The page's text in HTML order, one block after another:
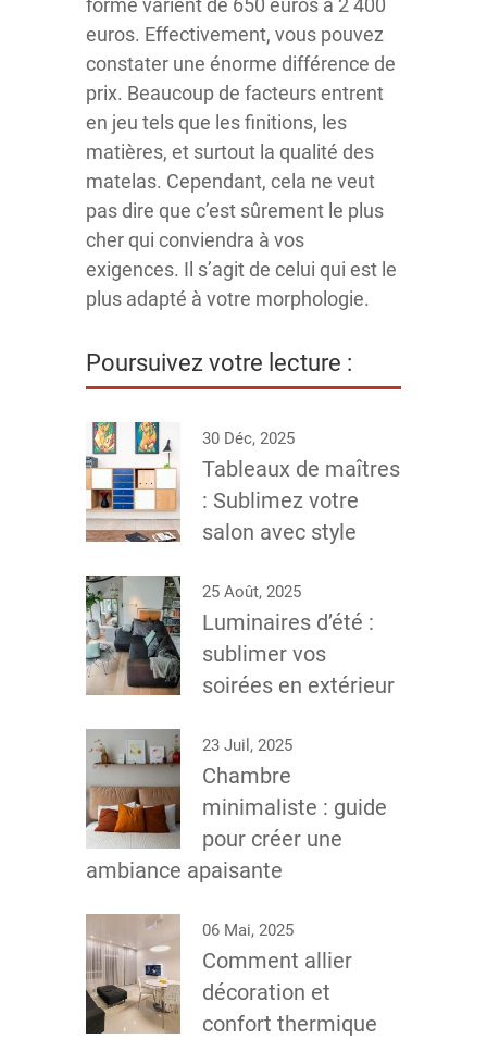
euros. Effectivement, vous pouvez
constater une énorme différence de
prix. Beaucoup de facteurs entrent
en jeu tels que les finitions, les
matières, et surtout la qualité des
matelas. Cependant, cela ne veut
pas dire que c’est sûrement le plus
cher qui conviendra à vos
exigences. Il s’agit de celui qui est le
plus adapté à votre morphologie.
Poursuivez votre lecture :
30 Déc, 2025
Tableaux de maîtres
: Sublimez votre
salon avec style
25 Août, 2025
Luminaires d’été :
sublimer vos
soirées en extérieur
23 Juil, 2025
Chambre
minimaliste : guide
pour créer une
ambiance apaisante
06 Mai, 2025
Comment allier
décoration et
confort thermique